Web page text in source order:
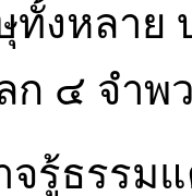
ทั้งหลาย
ก ๔ จำพ
รู้ธรรม